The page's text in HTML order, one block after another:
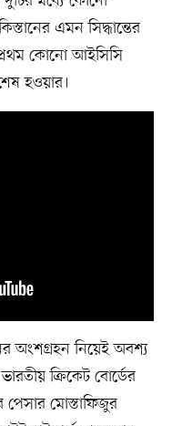
এমন সিদ্ধান্তের
কোনো আইসিসি
হওয়ার।
অংশগ্রহন নিয়েই অবশ্য
ক্রিকেট বোর্ডের
পেসার মোস্তাফিজুর